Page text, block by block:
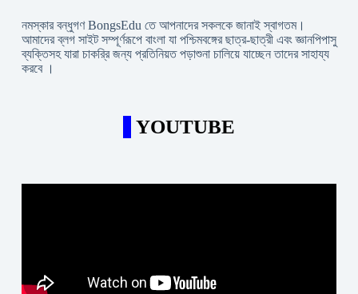
নমস্কার বন্ধুগণ BongsEdu তে আপনাদের সকলকে জানাই স্বাগতম।
আমাদের ব্লগ সাইট সম্পূর্ণরূপে বাংলা যা পশ্চিমবঙ্গের ছাত্র-ছাত্রী এবং জ্ঞানপিপাসু
ব্যক্তিসহ যারা চাকরি্র জন্য প্রতিনিয়ত পড়াশুনা চালিয়ে যাচ্ছেন তাদের সাহায্য
করবে ।
YOUTUBE